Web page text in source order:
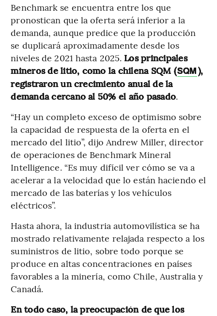
Benchmark se encuentra entre los que
pronostican que la oferta será inferior a la
demanda, aunque predice que la producción
se duplicará aproximadamente desde los
niveles de 2021 hasta 2025. Los principales
mineros de litio, como la chilena SQM (SQM),
registraron un crecimiento anual de la
demanda cercano al 50% el año pasado.
“Hay un completo exceso de optimismo sobre
la capacidad de respuesta de la oferta en el
mercado del litio”, dijo Andrew Miller, director
de operaciones de Benchmark Mineral
Intelligence. “Es muy difícil ver cómo se va a
acelerar a la velocidad que lo están haciendo el
mercado de las baterías y los vehículos
eléctricos”.
Hasta ahora, la industria automovilística se ha
mostrado relativamente relajada respecto a los
suministros de litio, sobre todo porque se
produce en altas concentraciones en países
favorables a la minería, como Chile, Australia y
Canadá.
En todo caso, la preocupación de que los